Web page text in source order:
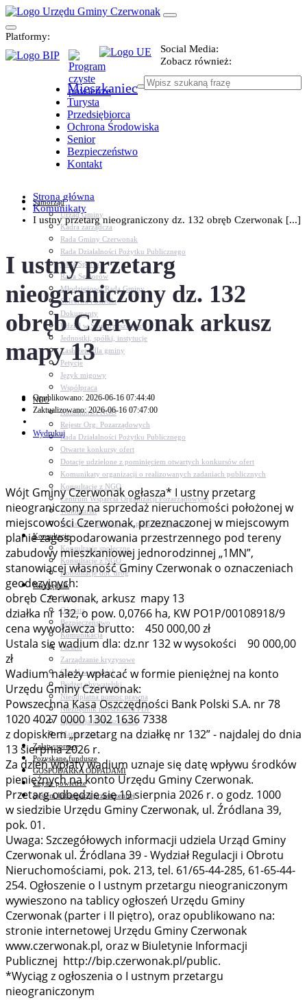
Platformy:
Social Media:
Zobacz również:
Mieszkaniec
Turysta
Przedsiębiorca
Ochrona Środowiska
Senior
Bezpieczeństwo
Kontakt
Samorząd
Urząd Gminy
Kadra zarządcza
Rada Gminy Czerwonak
Rada Działalności Pożytku Publicznego
Rada Sportu
Rada Seniorów
Młodzieżowa Rada Gminy
Sołectwa i osiedla
Dokumenty
Udział w Stowarzyszeniach
Jednostki, spółki, instytucje
Zasłużeni dla gminy
Petycje
Język migowy
Współpraca
NGO
Aktualności NGO
Rejestr Org. Pozarządowych
Rada Działalności Pożytku Publicznego
Otwarte konkursy ofert
Dotacje udzielone z pominięciem otwartych konkursów ofert
Komunikaty organizacji o realizowanych zadaniach publicznych
Konsultacje z NGO
Centrum Wsparcia Organizacji Pozarządowych
Wolontariat
Procedury, formularze, pliki do pobrania
Konsultacje
Konsultacje społeczne
Konsultacje z NGO
Konsultacje dot. dróg
Niezbędnik
Zdrowie
Oświata
Bezpieczeństwo
Komunikacja
Parafie
Zarządzanie kryzysowe
C.ześć w gminie!
Budżet obywatelski
Nieodpłatna pomoc prawna
Niezbędnik mieszkańca PDF
Aplikacja mMieszkaniec
Mapa gminy
Załatw sprawę
Pozyskane fundusze
GOSPODARKA ODPADAMI
Czyste powietrze
System Informacji przestrzennej
Strona główna
Komunikaty
I ustny przetarg nieograniczony dz. 132 obręb Czerwonak [...]
I ustny przetarg
nieograniczony dz. 132
obręb Czerwonak arkusz
mapy 13
Opublikowano: 2026-06-16 07:44:40
Zaktualizowano: 2026-06-16 07:47:00
Wydrukuj
Wójt Gminy Czerwonak ogłasza* I ustny przetarg
nieograniczony na sprzedaż nieruchomości położonej w
miejscowości Czerwonak, przeznaczonej w miejscowym
planie zagospodarowania przestrzennego pod tereny
zabudowy mieszkaniowej jednorodzinnej „1MN”,
stanowiącej własność Gminy Czerwonak o oznaczeniach
geodezyjnych:
obręb Czerwonak, arkusz mapy 13
działka nr 132, o pow. 0,0766 ha, KW PO1P/00108918/9
cena wywoławcza brutto: 450 000,00 zł
Ustala się wadium dla: dz.nr 132 w wysokości 90 000,00
zł
Wadium należy wpłacać w formie pieniężnej na konto
Urzędu Gminy Czerwonak:
Powszechna Kasa Oszczędności Bank Polski S.A. nr 78
1020 4027 0000 1302 1636 7338
z dopiskiem „przetarg na działkę nr 132” - najdalej do dnia
13 sierpnia 2026 r.
Za dzień wpłaty wadium uznaje się datę wpływu środków
pieniężnych na konto Urzędu Gminy Czerwonak.
Przetarg odbędzie się 19 sierpnia 2026 r. o godz. 1000
w siedzibie Urzędu Gminy Czerwonak, ul. Źródlana 39,
pok. 01.
Uwaga: Szczegółowych informacji udziela Urząd Gminy
Czerwonak ul. Źródlana 39 - Wydział Regulacji i Obrotu
Nieruchomościami, pok. 213, tel. 61/65-44-285, 61-65-44-
254. Ogłoszenie o I ustnym przetargu nieograniczonym
wywieszono na tablicy ogłoszeń Urzędu Gminy
Czerwonak (parter i II piętro), oraz opublikowano na:
stronie internetowej Urzędu Gminy Czerwonak
www.czerwonak.pl, oraz w Biuletynie Informacji
Publicznej http://bip.czerwonak.pl/public.
*Wyciąg z ogłoszenia o I ustnym przetargu
nieograniczonym